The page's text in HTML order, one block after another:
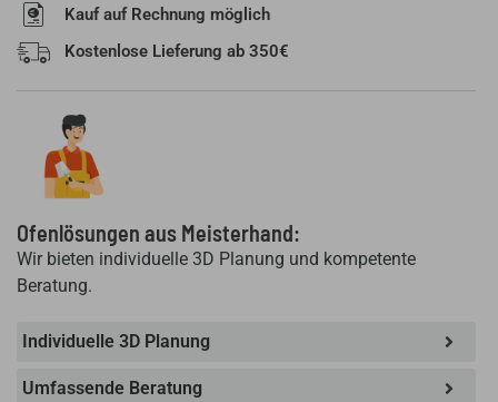
Kauf auf Rechnung möglich
Kostenlose Lieferung ab 350€
Ofenlösungen aus Meisterhand:
Wir bieten individuelle 3D Planung und kompetente
Beratung.
Individuelle 3D Planung
Umfassende Beratung